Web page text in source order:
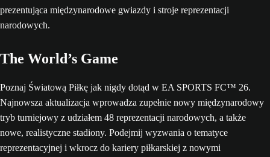
The World’s Game
Poznaj Światową Piłkę jak nigdy dotąd w EA SPORTS FC™ 26.
Najnowsza aktualizacja wprowadza zupełnie nowy międzynarodowy
tryb turniejowy z udziałem 48 reprezentacji narodowych, a także
nowe, realistyczne stadiony. Podejmij wyzwania o tematyce
reprezentacyjnej i wkrocz do kariery piłkarskiej z nowymi